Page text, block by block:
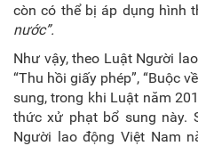
còn có thể bị áp dụng hình
nước”.
Như vậy, theo Luật Người
“Thu hồi giấy phép”, “Buộc
sung, trong khi Luật năm
thức xử phạt bổ sung này.
Người lao động Việt Nam